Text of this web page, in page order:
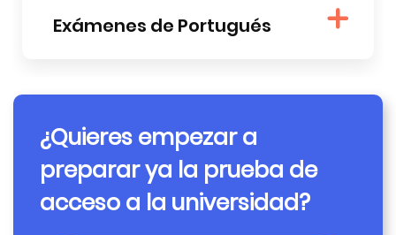
Exámenes de Portugués
¿Quieres empezar a
preparar ya la prueba de
acceso a la universidad?